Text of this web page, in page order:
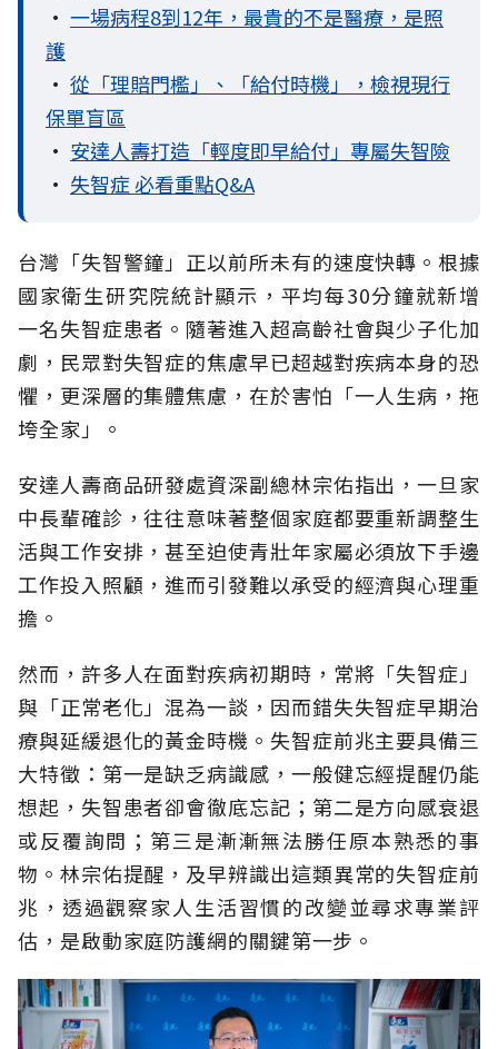
• 一場病程8到12年，最貴的不是醫療，是照
護
• 從「理賠門檻」、「給付時機」，檢視現行
保單盲區
• 安達人壽打造「輕度即早給付」專屬失智險
• 失智症 必看重點Q&A
台灣「失智警鐘」正以前所未有的速度快轉。根據
國家衛生研究院統計顯示，平均每30分鐘就新增
一名失智症患者。隨著進入超高齡社會與少子化加
劇，民眾對失智症的焦慮早已超越對疾病本身的恐
懼，更深層的集體焦慮，在於害怕「一人生病，拖
垮全家」。
安達人壽商品研發處資深副總林宗佑指出，一旦家
中長輩確診，往往意味著整個家庭都要重新調整生
活與工作安排，甚至迫使青壯年家屬必須放下手邊
工作投入照顧，進而引發難以承受的經濟與心理重
擔。
然而，許多人在面對疾病初期時，常將「失智症」
與「正常老化」混為一談，因而錯失失智症早期治
療與延緩退化的黃金時機。失智症前兆主要具備三
大特徵：第一是缺乏病識感，一般健忘經提醒仍能
想起，失智患者卻會徹底忘記；第二是方向感衰退
或反覆詢問；第三是漸漸無法勝任原本熟悉的事
物。林宗佑提醒，及早辨識出這類異常的失智症前
兆，透過觀察家人生活習慣的改變並尋求專業評
估，是啟動家庭防護網的關鍵第一步。